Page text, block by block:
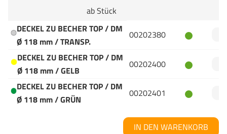
ab Stück
DECKEL ZU BECHER TOP / DM
Ø 118 mm / TRANSP.
00202380
DECKEL ZU BECHER TOP / DM
Ø 118 mm / GELB
00202400
DECKEL ZU BECHER TOP / DM
Ø 118 mm / GRÜN
00202401
IN DEN WARENKORB